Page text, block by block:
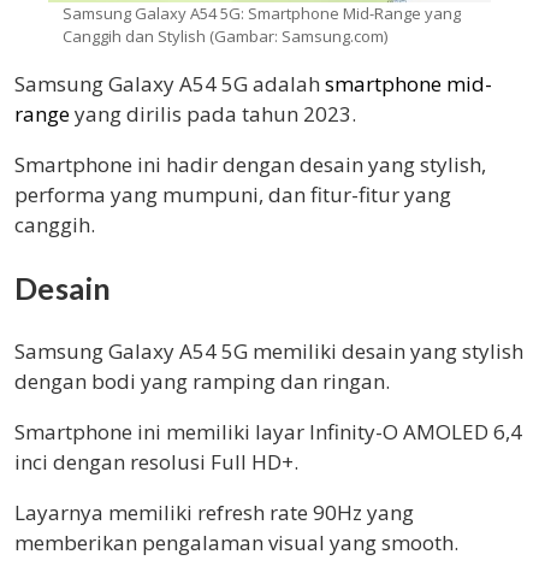
Samsung Galaxy A54 5G: Smartphone Mid-Range yang
Canggih dan Stylish (Gambar: Samsung.com)
Samsung Galaxy A54 5G adalah smartphone mid-
rangeyang dirilis pada tahun 2023.
Smartphone ini hadir dengan desain yang stylish,
performa yang mumpuni, dan fitur-fitur yang
canggih.
Desain
Samsung Galaxy A54 5G memiliki desain yang stylish
dengan bodi yang ramping dan ringan.
Smartphone ini memiliki layar Infinity-O AMOLED 6,4
inci dengan resolusi Full HD+.
Layarnya memiliki refresh rate 90Hz yang
memberikan pengalaman visual yang smooth.